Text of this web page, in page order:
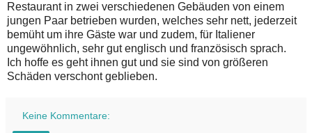
Restaurant in zwei verschiedenen Gebäuden von einem
jungen Paar betrieben wurden, welches sehr nett, jederzeit
bemüht um ihre Gäste war und zudem, für Italiener
ungewöhnlich, sehr gut englisch und französisch sprach.
Ich hoffe es geht ihnen gut und sie sind von größeren
Schäden verschont geblieben.
Keine Kommentare: